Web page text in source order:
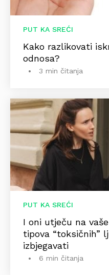
PUT KA SREĆI
Kako razlikovati
odnosa?
3 min čitanja
PUT KA SREĆI
I oni utječu na
tipova “toksičnih”
izbjegavati
6 min čitanja